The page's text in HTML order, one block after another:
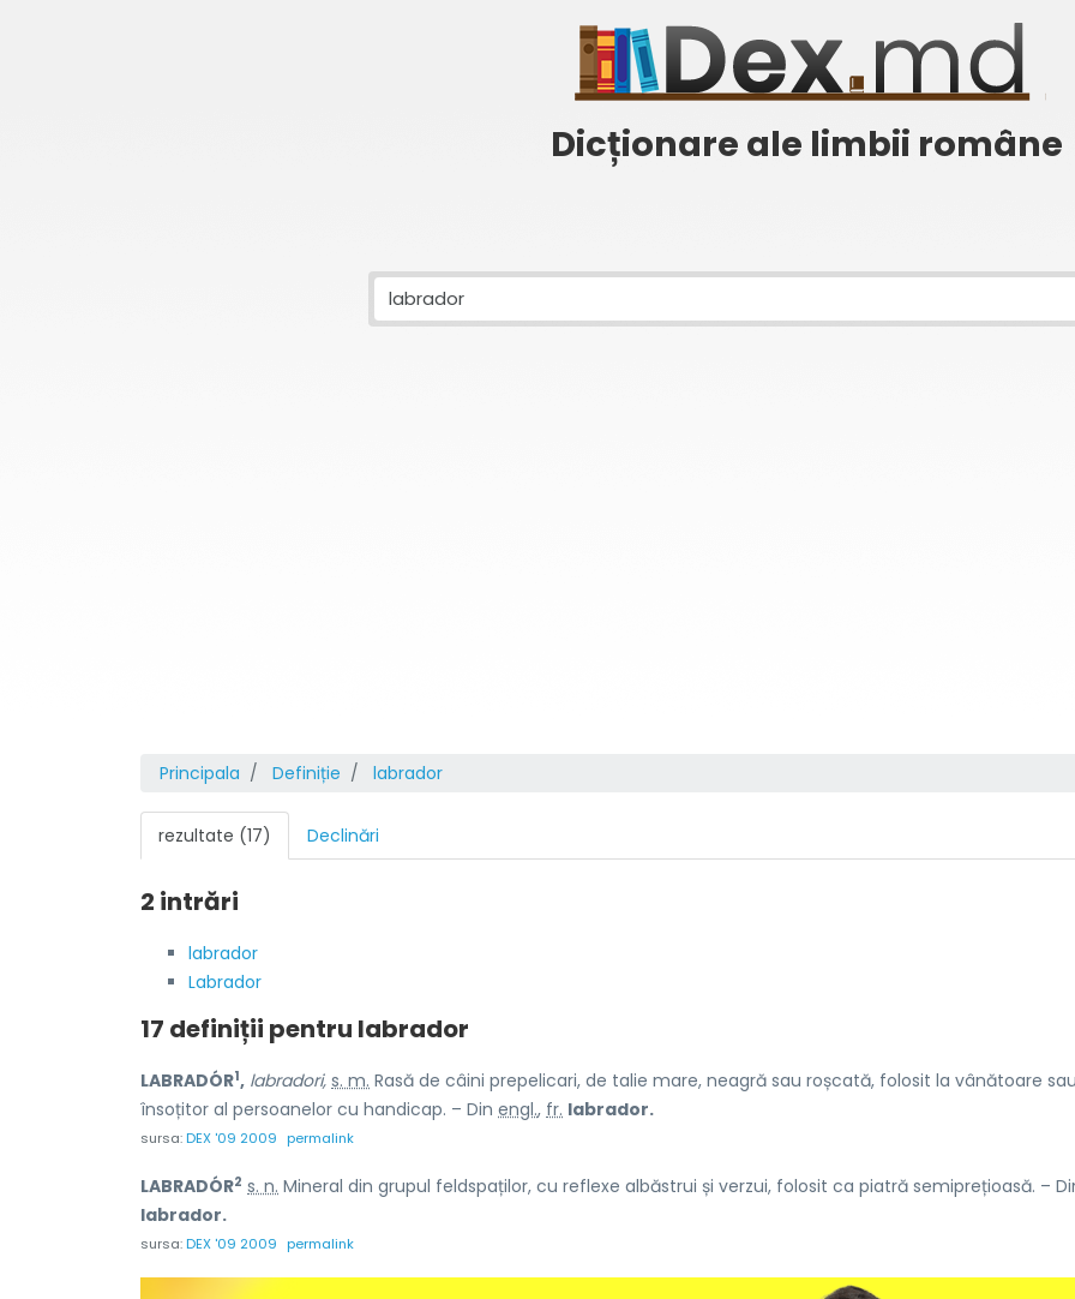
Dicționare ale limbii române
Principala Definiție labrador
rezultate (17) Declinări
2 intrări
labrador
Labrador
17 definiții pentru labrador
LABRADÓR1, labradori, s. m. Rasă de câini prepelicari, de talie mare, neagră sau roșcată, folosit la vânătoare
însoțitor al persoanelor cu handicap. – Din engl., fr. labrador.
sursa:DEX '09 2009 permalink
LABRADÓR2 s. n. Mineral din grupul feldspaților, cu reflexe albăstrui și verzui, folosit ca piatră semiprețioasă. –
labrador.
sursa:DEX '09 2009 permalink